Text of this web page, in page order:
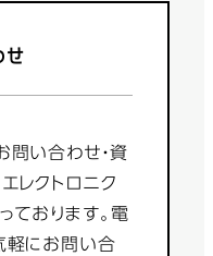
せ
問い合わせ・資
レクトロニク
ております。電
軽にお問い合